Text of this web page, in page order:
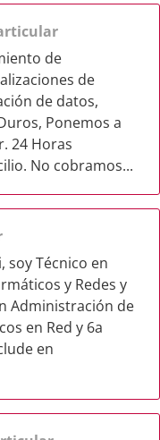
de
de
de datos,
Ponemos a
24 Horas
No cobramos...
soy Técnico en
y Redes y
Administración de
en Red y 6a
en